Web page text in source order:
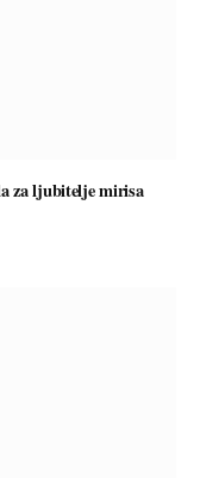
za ljubitelje mirisa